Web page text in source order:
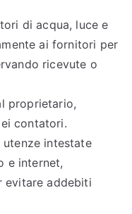
di acqua, luce e
ai fornitori per
ricevute o
proprietario,
contatori.
intestate
e internet,
evitare addebiti